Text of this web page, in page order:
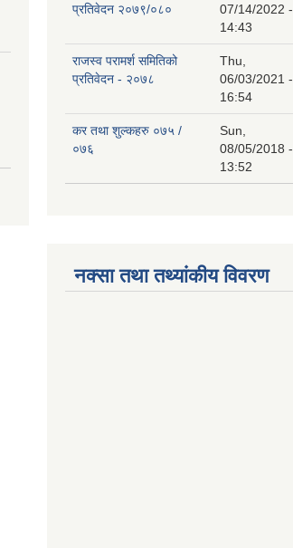
प्रतिवेदन २०७९/०८०
07/14/2022 -
14:43
राजस्व परामर्श समितिको
प्रतिवेदन - २०७८
Thu,
06/03/2021 -
16:54
कर तथा शुल्कहरु ०७५ /
०७६
Sun,
08/05/2018 -
13:52
नक्सा तथा तथ्यांकीय विवरण